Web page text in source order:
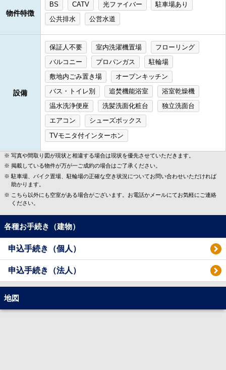
物件特徴
BS CATV 光ファイバー
駐車場あり
公共排水
公営水道
設備
保証人不要 室内洗濯機置場
フローリング
バルコニー
プロパンガス
駐輪場
敷地内ごみ置き場
オープンキッチン
バス・トイレ別
追焚機能浴室
浴室乾燥機
温水洗浄便座
洗髪洗面化粧台
独立洗面台
エアコン
シューズボックス
TVモニタ付インターホン
写真や間取り図が現状と相違する場合は現状を優先させていただきます。
掲載している物件が万が一ご成約の場合はご了承ください。
駐車場、バイク置場、駐輪場の正確な空き状況についてお問い合わせいただければ
助かります。
こちら以外にも空室がある場合がございます。お電話かメールにてお気軽にご連絡
ください。
各種お手続き（建物）
申込手続き（個人）
申込手続き（法人）
地図